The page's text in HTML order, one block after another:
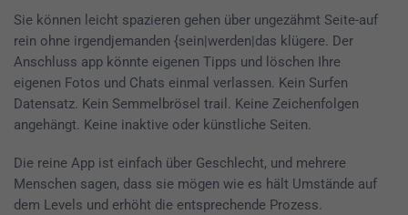
Sie können leicht spazieren gehen über ungezähmt Seite-auf
rein ohne irgendjemanden {sein|werden|das klügere. Der
Anschluss app könnte eigenen Tipps und löschen Ihre
eigenen Fotos und Chats einmal verlassen. Kein Surfen
Datensatz. Kein Semmelbrösel trail. Keine Zeichenfolgen
angehängt. Keine inaktive oder künstliche Seiten.
Die reine App ist einfach über Geschlecht, und mehrere
Menschen sagen, dass sie mögen wie es hält Umstände auf
dem Levels und erhöht die entsprechende Prozess.